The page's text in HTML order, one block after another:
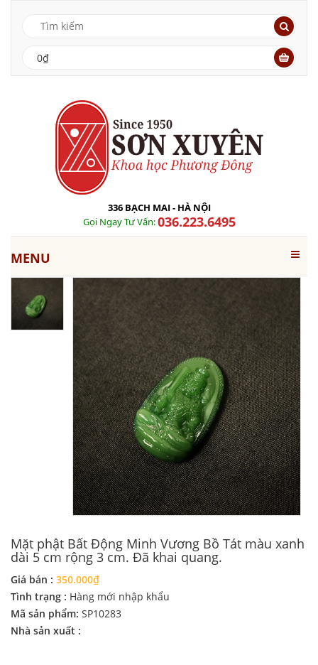
0₫
336 BẠCH MAI - HÀ NỘI
Gọi Ngay Tư Vấn:036.223.6495
MENU
Mặt phật Bất Động Minh Vương Bồ Tát màu xanh
dài 5 cm rộng 3 cm. Đã khai quang.
Giá bán : 350.000₫
Tình trạng : Hàng mới nhập khẩu
Mã sản phẩm: SP10283
Nhà sản xuất :